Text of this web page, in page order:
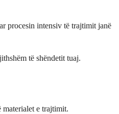
procesin intensiv të trajtimit janë
të shëndetit tuaj.
materialet e trajtimit.